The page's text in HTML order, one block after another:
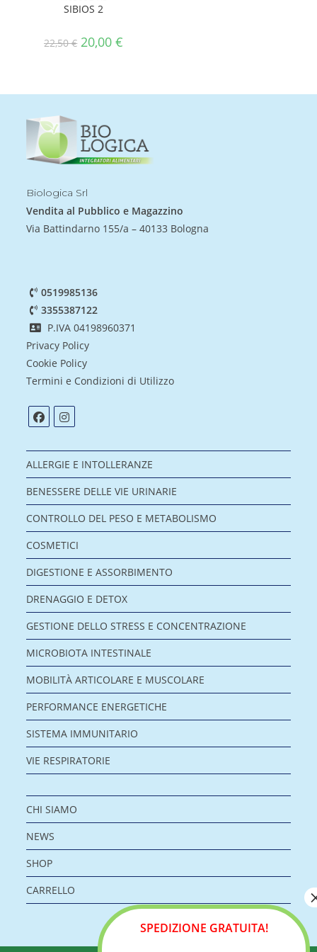
SIBIOS 2
22,50€ 20,00€
Biologica Srl
Vendita al Pubblico e Magazzino
Via Battindarno 155/a – 40133 Bologna
0519985136
3355387122
P.IVA 04198960371
Privacy Policy
Cookie Policy
Termini e Condizioni di Utilizzo
ALLERGIE E INTOLLERANZE
BENESSERE DELLE VIE URINARIE
CONTROLLO DEL PESO E METABOLISMO
COSMETICI
DIGESTIONE E ASSORBIMENTO
DRENAGGIO E DETOX
GESTIONE DELLO STRESS E CONCENTRAZIONE
MICROBIOTA INTESTINALE
MOBILITÀ ARTICOLARE E MUSCOLARE
PERFORMANCE ENERGETICHE
SISTEMA IMMUNITARIO
VIE RESPIRATORIE
CHI SIAMO
NEWS
SHOP
CARRELLO
SPEDIZIONE GRATUITA!